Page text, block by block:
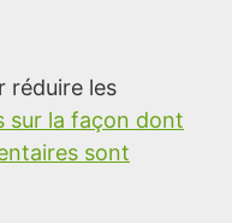
réduire les
sur la façon dont
sont